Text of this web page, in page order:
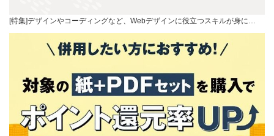
[特集]デザインやコーディングなど、Webデザインに役立つスキルが身に…